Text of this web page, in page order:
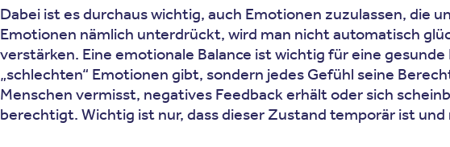
Dabei ist es durchaus wichtig, auch Emotionen zuzulassen, die
Emotionen nämlich unterdrückt, wird man nicht automatisch
verstärken. Eine emotionale Balance ist wichtig für eine
„schlechten“ Emotionen gibt, sondern jedes Gefühl seine
Menschen vermisst, negatives Feedback erhält oder sich
berechtigt. Wichtig ist nur, dass dieser Zustand temporär ist und